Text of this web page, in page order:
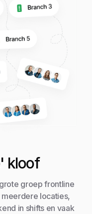
kloof
groep frontline
locaties,
in shifts en vaak